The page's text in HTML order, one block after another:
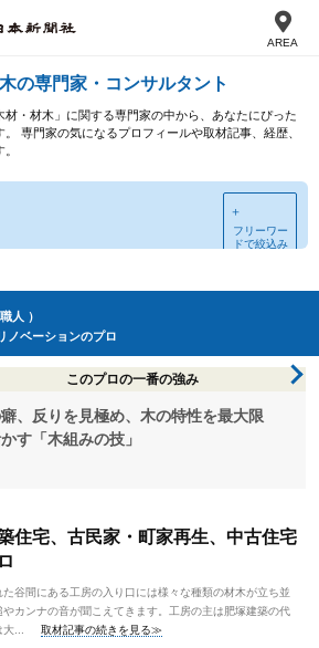
AREA
の専門家・コンサルタント
材・材木」に関する専門家の中から、あなたにぴった
専門家の気になるプロフィールや取材記事、経歴、
＋
フリーワー
ドで絞込み
人 ）
ノベーションのプロ
このプロの一番の強み
、反りを見極め、木の特性を最大限
す「木組みの技」
住宅、古民家・町家再生、中古住宅
谷間にある工房の入り口には様々な種類の材木が立ち並
カンナの音が聞こえてきます。工房の主は肥塚建築の代
...
取材記事の続きを見る≫